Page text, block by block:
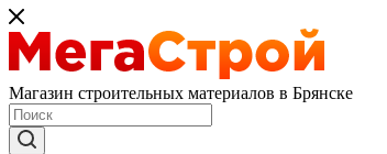
Магазин строительных материалов в Брянске